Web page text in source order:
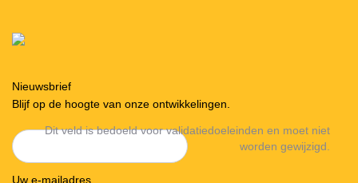
Nieuwsbrief
Blijf op de hoogte van onze ontwikkelingen.
Dit veld is bedoeld voor validatiedoeleinden en moet niet
worden gewijzigd.